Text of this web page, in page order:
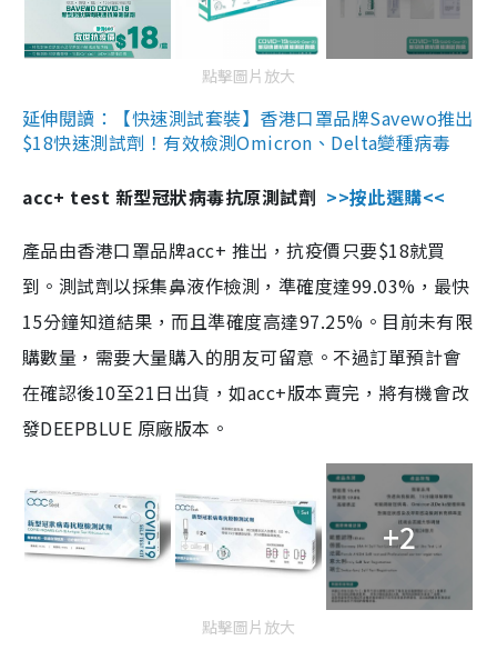
點擊圖片放大
延伸閱讀：【快速測試套裝】香港口罩品牌Savewo推出
$18快速測試劑！有效檢測Omicron、Delta變種病毒
acc+ test 新型冠狀病毒抗原測試劑 >>按此選購<<
產品由香港口罩品牌acc+ 推出，抗疫價只要$18就買
到。測試劑以採集鼻液作檢測，準確度達99.03%，最快
15分鐘知道結果，而且準確度高達97.25%。目前未有限
購數量，需要大量購入的朋友可留意。不過訂單預計會
在確認後10至21日出貨，如acc+版本賣完，將有機會改
發DEEPBLUE 原廠版本。
+2
點擊圖片放大